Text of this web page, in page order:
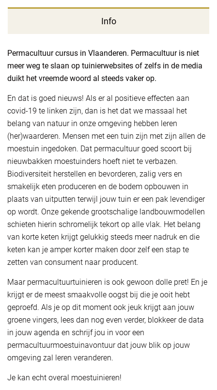
Info
Permacultuur cursus in Vlaanderen. Permacultuur is niet
meer weg te slaan op tuinierwebsites of zelfs in de media
duikt het vreemde woord al steeds vaker op.
En dat is goed nieuws! Als er al positieve effecten aan
covid-19 te linken zijn, dan is het dat we massaal het
belang van natuur in onze omgeving hebben leren
(her)waarderen. Mensen met een tuin zijn met zijn allen de
moestuin ingedoken. Dat permacultuur goed scoort bij
nieuwbakken moestuinders hoeft niet te verbazen.
Biodiversiteit herstellen en bevorderen, zalig vers en
smakelijk eten produceren en de bodem opbouwen in
plaats van uitputten terwijl jouw tuin er een pak levendiger
op wordt. Onze gekende grootschalige landbouwmodellen
schieten hierin schromelijk tekort op alle vlak. Het belang
van korte keten krijgt gelukkig steeds meer nadruk en die
keten kan je amper korter maken door zelf een stap te
zetten van consument naar producent.
Maar permacultuurtuinieren is ook gewoon dolle pret! En je
krijgt er de meest smaakvolle oogst bij die je ooit hebt
geproefd. Als je op dit moment ook jeuk krijgt aan jouw
groene vingers, lees dan nog even verder, blokkeer de data
in jouw agenda en schrijf jou in voor een
permacultuurmoestuinavontuur dat jouw blik op jouw
omgeving zal leren veranderen.
Je kan echt overal moestuinieren!